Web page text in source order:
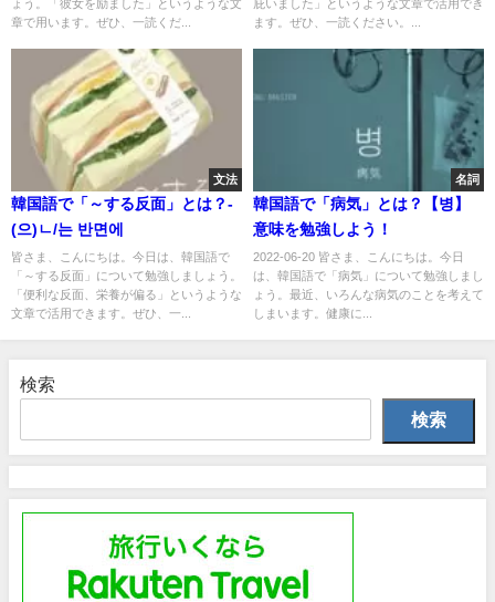
ょう。「彼女を励ました」というような文
章で用います。ぜひ、一読くだ...
庇いました」というような文章で活用でき
ます。ぜひ、一読ください。...
文法
韓国語で「～する反面」とは？-
(으)ㄴ/는 반면에
皆さま、こんにちは。今日は、韓国語で
「～する反面」について勉強しましょう。
「便利な反面、栄養が偏る」というような
文章で活用できます。ぜひ、一...
名詞
韓国語で「病気」とは？【병】
意味を勉強しよう！
2022-06-20 皆さま、こんにちは。今日
は、韓国語で「病気」について勉強しまし
ょう。最近、いろんな病気のことを考えて
しまいます。健康に...
検索
検索